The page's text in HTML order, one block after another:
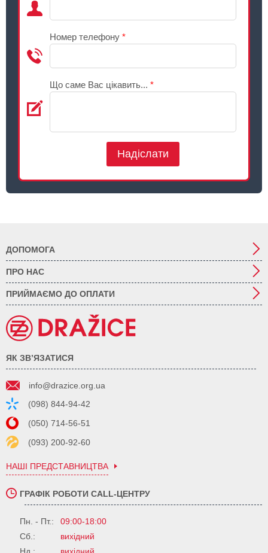
Номер телефону *
Що саме Вас цікавить... *
Надіслати
ДОПОМОГА
ПРО НАС
ПРИЙМАЄМО ДО ОПЛАТИ
ЯК ЗВ’ЯЗАТИСЯ
info@drazice.org.ua
(098) 844-94-42
(050) 714-56-51
(093) 200-92-60
НАШІ ПРЕДСТАВНИЦТВА
ГРАФІК РОБОТИ CALL-ЦЕНТРУ
Пн. - Пт.:
09:00-18:00
Сб.:
вихідний